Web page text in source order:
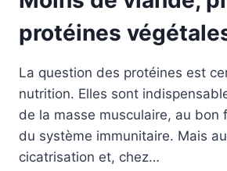
protéines
La question des protéines est
nutrition. Elles sont
de la masse musculaire, au bon
du système immunitaire. Mais
cicatrisation et, chez…